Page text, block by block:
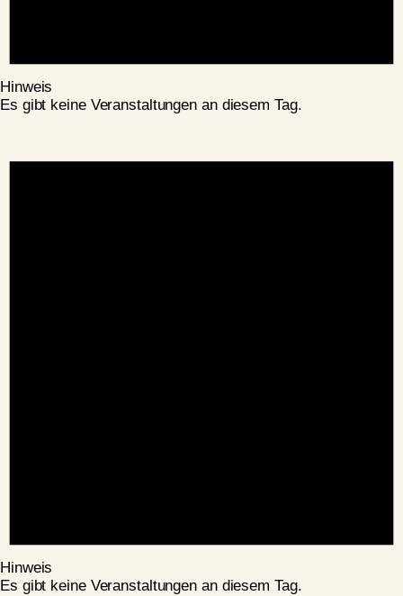
Hinweis
Es gibt keine Veranstaltungen an diesem Tag.
Hinweis
Es gibt keine Veranstaltungen an diesem Tag.